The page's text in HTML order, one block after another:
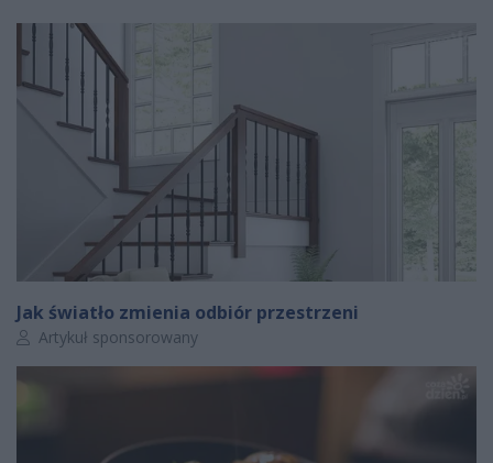
Jak światło zmienia odbiór przestrzeni
Autor artykułu:
Artykuł sponsorowany